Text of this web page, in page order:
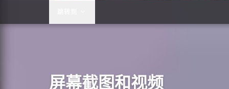
屏幕截图和视频